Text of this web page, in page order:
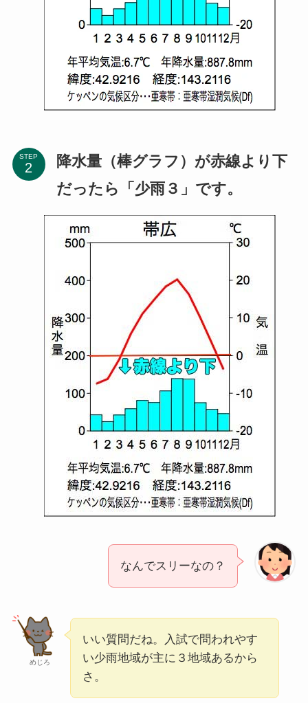
STEP
降水量（棒グラフ）が赤線より下
だったら「少雨３」です。
なんでスリーなの？
めじろ
いい質問だね。入試で問われやす
い少雨地域が主に３地域あるから
さ。